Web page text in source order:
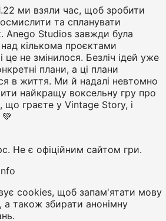
ми взяли час, щоб зробити
та спланувати
Anego Studios завжди була
кількома проєктами
це не змінилося. Безліч ідей уже
плани, а ці плани
в життя. Ми й надалі невтомно
найкращу воксельну гру про
граєте у Vintage Story, і
Не є офіційним сайтом гри.
cookies, щоб запам'ятати мову
також збирати анонімну